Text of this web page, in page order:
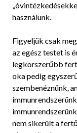
használunk.
Figyeljük csak
az egész testet is
legkorszerűbb
oka pedig
szembenéznünk,
nem sikerült a